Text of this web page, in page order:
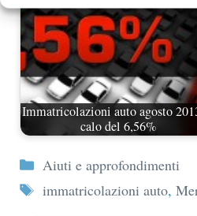
Immatricolazioni auto agosto
calo del 6,56%
Categorie
Aiuti e approfondimenti
Tag
immatricolazioni auto,